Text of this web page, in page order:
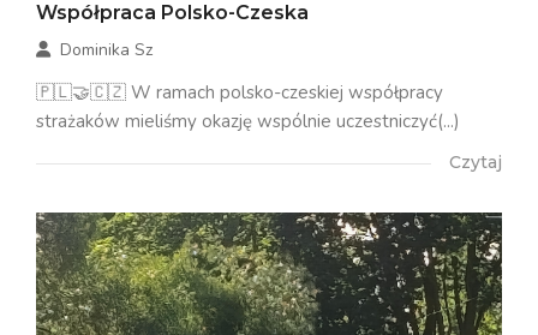
Współpraca Polsko-Czeska
Dominika Sz
🇵🇱🤝🇨🇿 W ramach polsko-czeskiej współpracy
strażaków mieliśmy okazję wspólnie uczestniczyć(...)
Czytaj